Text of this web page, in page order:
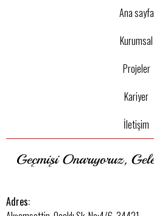
Ana sayfa
Kurumsal
Projeler
Kariyer
İletişim
Adres: